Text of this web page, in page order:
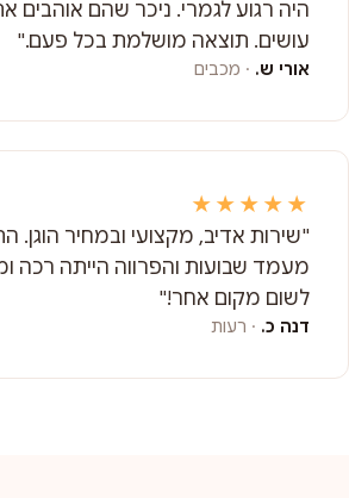
היה רגוע לגמרי. ניכר שהם
עושים. תוצאה מושלמת בכל פעם."
אורי ש. · מכבים
★★★★★
"שירות אדיב, מקצועי ובמחיר הוגן.
מעמד שבועות והפרווה הייתה רכה
לשום מקום אחר!"
דנה כ. · רעות